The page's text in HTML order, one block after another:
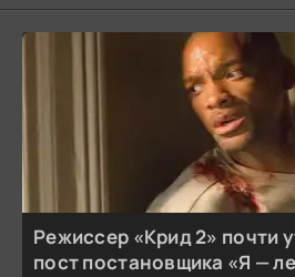
Режиссер «Крид 2» почти
пост постановщика «Я —